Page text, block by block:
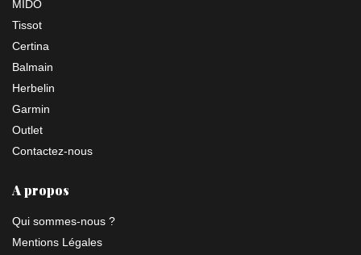
MIDO
Tissot
Certina
Balmain
Herbelin
Garmin
Outlet
Contactez-nous
A propos
Qui sommes-nous ?
Mentions Légales